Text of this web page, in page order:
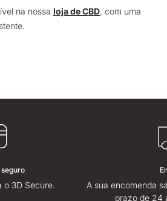
na nossa loja de CBD, com uma
o 3D Secure.
A sua encomenda
prazo de 24